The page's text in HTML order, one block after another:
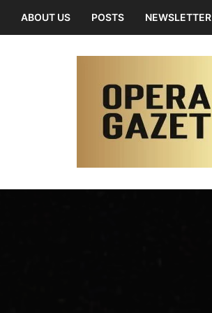
ABOUT US POSTS NEWSLETTER